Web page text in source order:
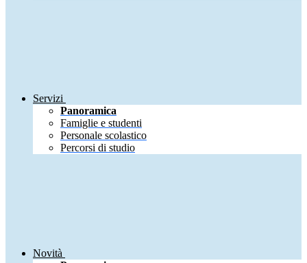
Servizi
Panoramica
Famiglie e studenti
Personale scolastico
Percorsi di studio
Novità